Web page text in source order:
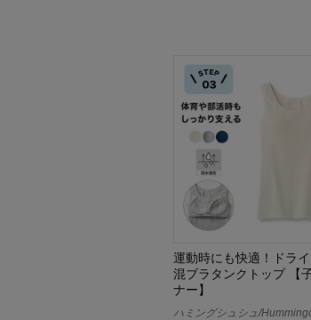
運動時にも快適！ドラ
混ブラタンクトップ 【
ナー】
ハミングシュシュ/